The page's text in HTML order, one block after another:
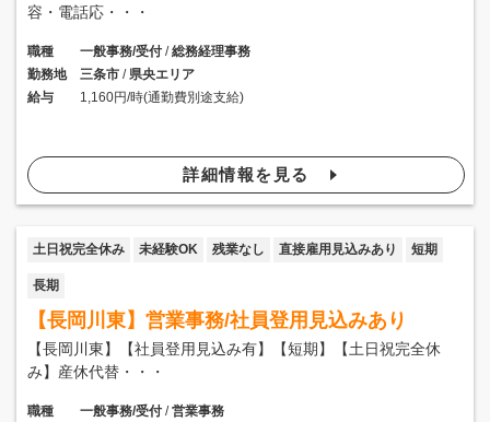
容・電話応・・・
職種 一般事務/受付/総務経理事務
勤務地
三条市/県央エリア
給与
1,160円/時(通勤費別途支給)
詳細情報を見る
土日祝完全休み 未経験OK 残業なし 直接雇用見込みあり 短期
長期
【長岡川東】営業事務/社員登用見込みあり
【長岡川東】【社員登用見込み有】【短期】【土日祝完全休
み】産休代替・・・
職種 一般事務/受付/営業事務